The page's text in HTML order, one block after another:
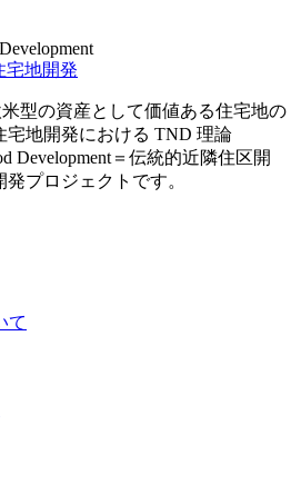
宅地開発
型の資産として価値ある住宅地の
宅地開発における TND 理論
Development＝伝統的近隣住区開
プロジェクトです。
て